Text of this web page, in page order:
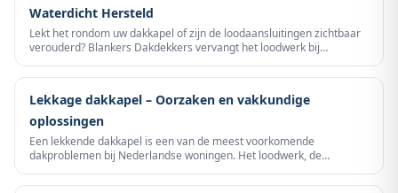
Waterdicht Hersteld
Lekt het rondom uw dakkapel of zijn de loodaansluitingen zichtbaar
verouderd? Blankers Dakdekkers vervangt het loodwerk bij
met het pannendak.
Lekkage dakkapel – Oorzaken en vakkundige
oplossingen
Een lekkende dakkapel is een van de meest voorkomende
dakproblemen bij Nederlandse woningen. Het loodwerk, de
zijn de meest voorkomende boosdoeners. Snel handelen voorkomt